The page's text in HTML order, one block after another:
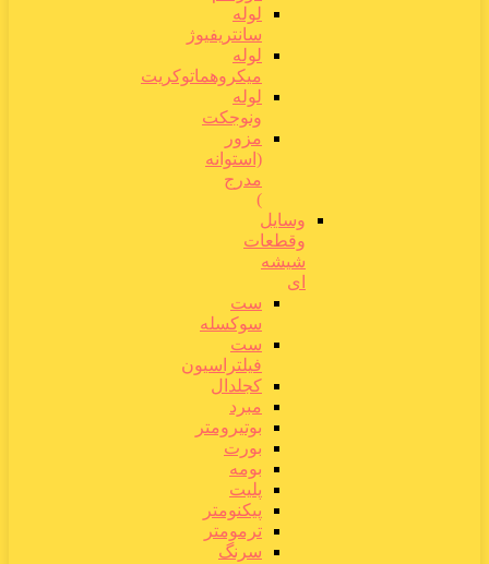
لوله
سانتریفیوژ
لوله
میکروهماتوکریت
لوله
ونوجکت
مزور
(استوانه
مدرج
)
وسایل
وقطعات
شیشه
ای
ست
سوکسله
ست
فیلتراسیون
کجلدال
مبرد
بوتیرومتر
بورت
بومه
پلیت
پیکنومتر
ترمومتر
سرنگ